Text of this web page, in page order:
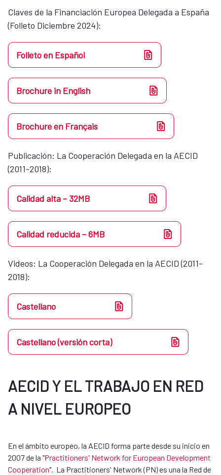
Claves de la Financiación Europea Delegada a España
(Folleto Diciembre 2024):
Folleto en Español
Brochure in English
Brochure en Français
Publicación: La Cooperación Delegada en la AECID
(2011-2018):
Calidad alta – 32MB
Calidad reducida – 6MB
Videos​​: La Cooperación Delegada en la AECID (2011-
2018):
Castellano
Castellano (versión corta)
AECID Y EL TRABAJO EN RED
A NIVEL EUROPEO
En el ámbito europeo, la AECID forma parte desde su inicio en
2007 de la "Practitioners' Network for European Development
Cooperation". La Practitioners' Network (PN) es una la Red de